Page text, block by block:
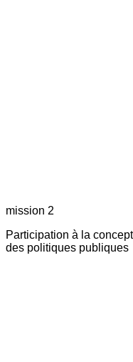
mission 2
Participation à la
des politiques publiques